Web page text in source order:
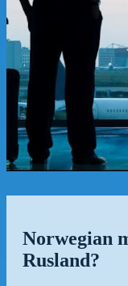
Norwegian
Rusland?